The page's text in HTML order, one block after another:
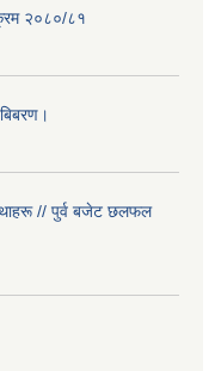
२०८०/८१
// पुर्व बजेट छलफल